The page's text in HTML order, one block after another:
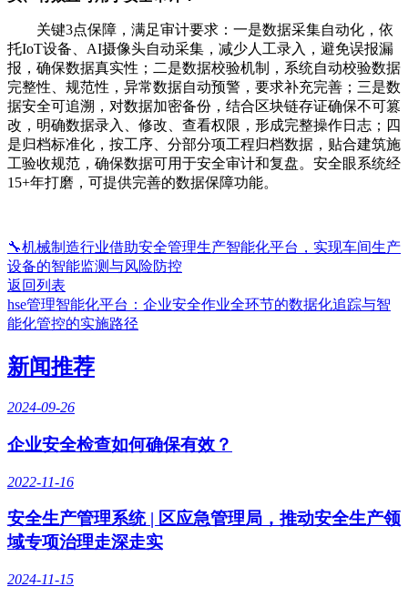
关键3点保障，满足审计要求：一是数据采集自动化，依
托IoT设备、AI摄像头自动采集，减少人工录入，避免误报漏
报，确保数据真实性；二是数据校验机制，系统自动校验数据
完整性、规范性，异常数据自动预警，要求补充完善；三是数
据安全可追溯，对数据加密备份，结合区块链存证确保不可篡
改，明确数据录入、修改、查看权限，形成完整操作日志；四
是归档标准化，按工序、分部分项工程归档数据，贴合建筑施
工验收规范，确保数据可用于安全审计和复盘。安全眼系统经
15+年打磨，可提供完善的数据保障功能。
🔧机械制造行业借助安全管理生产智能化平台，实现车间生产
设备的智能监测与风险防控
返回列表
hse管理智能化平台：企业安全作业全环节的数据化追踪与智
能化管控的实施路径
新闻推荐
2024-09-26
企业安全检查如何确保有效？
2022-11-16
安全生产管理系统 | 区应急管理局，推动安全生产领
域专项治理走深走实
2024-11-15